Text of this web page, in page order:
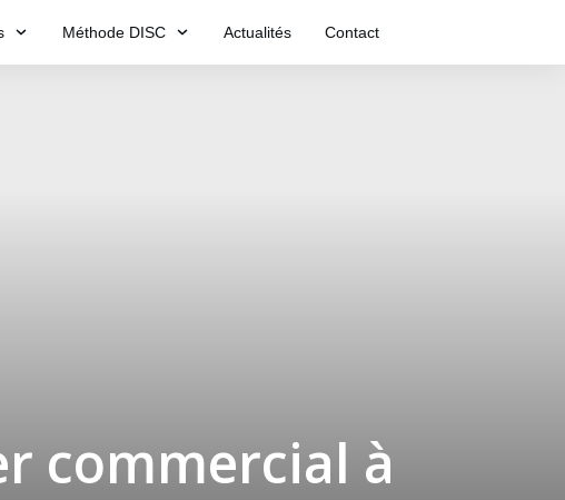
Méthode DISC Actualités Contact
commercial à